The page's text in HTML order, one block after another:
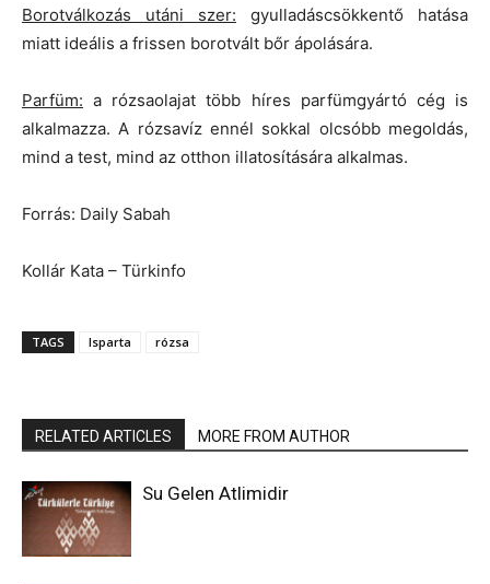
Borotválkozás utáni szer: gyulladáscsökkentő hatása
miatt ideális a frissen borotvált bőr ápolására.
Parfüm: a rózsaolajat több híres parfümgyártó cég is
alkalmazza. A rózsavíz ennél sokkal olcsóbb megoldás,
mind a test, mind az otthon illatosítására alkalmas.
Forrás: Daily Sabah
Kollár Kata – Türkinfo
TAGS Isparta rózsa
RELATED ARTICLES MORE FROM AUTHOR
Su Gelen Atlimidir